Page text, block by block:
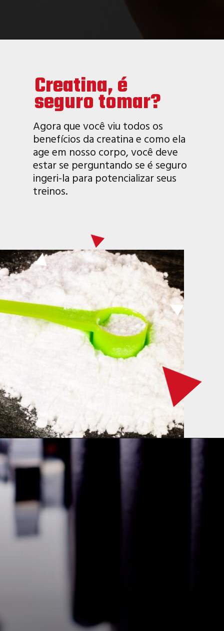
Agora que você viu todos os
benefícios da creatina e como ela
age em nosso corpo, você deve
estar se perguntando se é seguro
ingeri-la para potencializar seus
treinos.
Creatina, é
seguro tomar?